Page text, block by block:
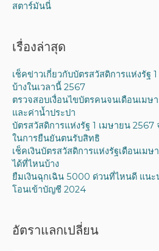
สตาร์มันนี่
เรื่องล่าสุด
เช็คข่าวเกี่ยวกับบัตรสวัสดิการแห่งรัฐ
บ้างในเวลานี้ 2567
ตรวจสอบเงื่อนไขบัตรคนจนเดือนเมษ
และค่าน้ำประปา
บัตรสวัสดิการแห่งรัฐ 1 เมษายน 2567
ในการยืนยันตนรับสิทธิ
เช็คเงินบัตรสวัสดิการแห่งรัฐเดือนเม
ได้ที่ไหนบ้าง
ยืมเงินฉุกเฉิน 5000 ด่วนที่ไหนดี แนะ
โอนเข้าบัญชี 2024
อัตราแลกเปลี่ยน